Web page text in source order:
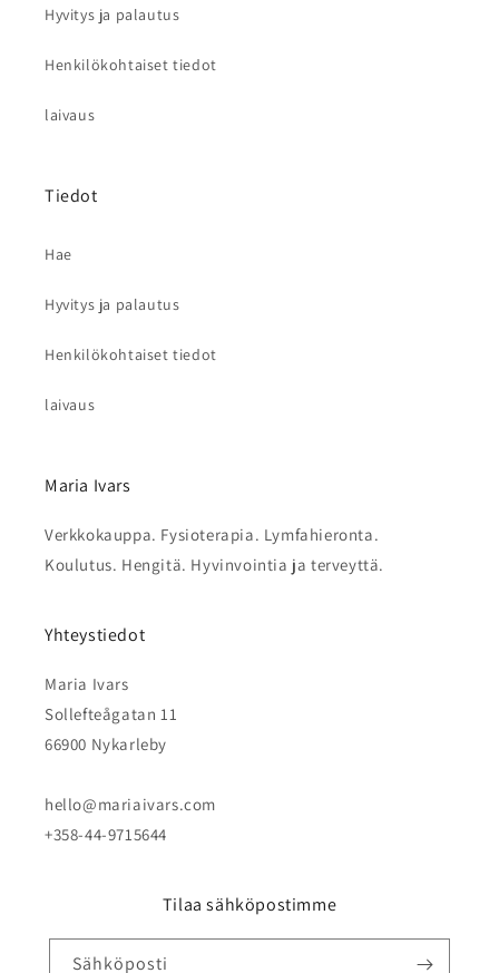
Hyvitys ja palautus
Henkilökohtaiset tiedot
laivaus
Tiedot
Hae
Hyvitys ja palautus
Henkilökohtaiset tiedot
laivaus
Maria Ivars
Verkkokauppa. Fysioterapia. Lymfahieronta.
Koulutus. Hengitä. Hyvinvointia ja terveyttä.
Yhteystiedot
Maria Ivars
Sollefteågatan 11
66900 Nykarleby
hello@mariaivars.com
+358-44-9715644
Tilaa sähköpostimme
Sähköposti